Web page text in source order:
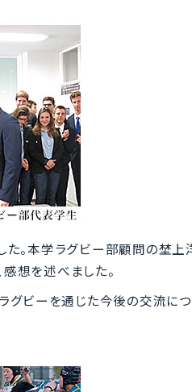
。本学ラグビー部顧問の埜上
想を述べました。
グビーを通じた今後の交流に